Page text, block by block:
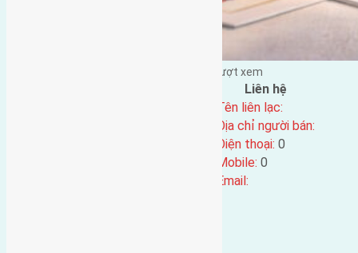
lượt xem
Liên hệ
Tên liên lạc:
Địa chỉ người bán:
Điện thoại: 0
Mobile: 0
Email: